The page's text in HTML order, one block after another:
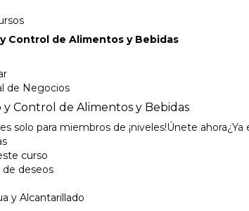
Control de Alimentos y Bebidas
de Negocios
Control de Alimentos y Bebidas
solo para miembros de ¡niveles!Únete
curso
de deseos
y Alcantarillado